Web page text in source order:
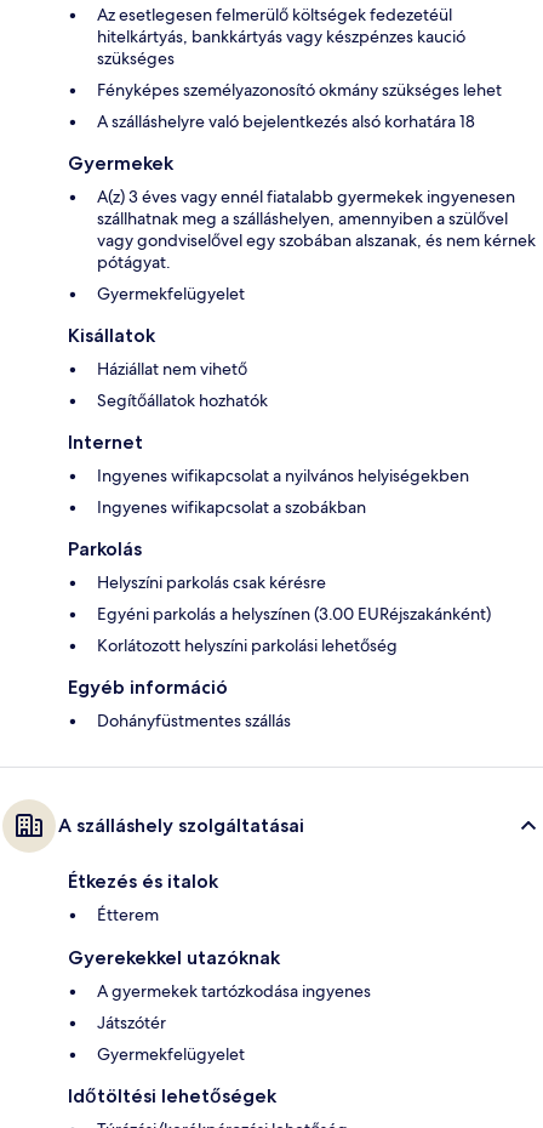
Az esetlegesen felmerülő költségek fedezetéül
hitelkártyás, bankkártyás vagy készpénzes kaució
szükséges
Fényképes személyazonosító okmány szükséges lehet
A szálláshelyre való bejelentkezés alsó korhatára 18
Gyermekek
A(z) 3 éves vagy ennél fiatalabb gyermekek ingyenesen
szállhatnak meg a szálláshelyen, amennyiben a szülővel
vagy gondviselővel egy szobában alszanak, és nem kérnek
pótágyat.
Gyermekfelügyelet
Kisállatok
Háziállat nem vihető
Segítőállatok hozhatók
Internet
Ingyenes wifikapcsolat a nyilvános helyiségekben
Ingyenes wifikapcsolat a szobákban
Parkolás
Helyszíni parkolás csak kérésre
Egyéni parkolás a helyszínen (3.00 EURéjszakánként)
Korlátozott helyszíni parkolási lehetőség
Egyéb információ
Dohányfüstmentes szállás
A szálláshely szolgáltatásai
Étkezés és italok
Étterem
Gyerekekkel utazóknak
A gyermekek tartózkodása ingyenes
Játszótér
Gyermekfelügyelet
Időtöltési lehetőségek